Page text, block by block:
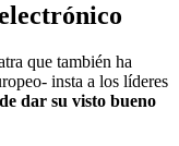
que también ha
insta a los líderes
dar su visto bueno